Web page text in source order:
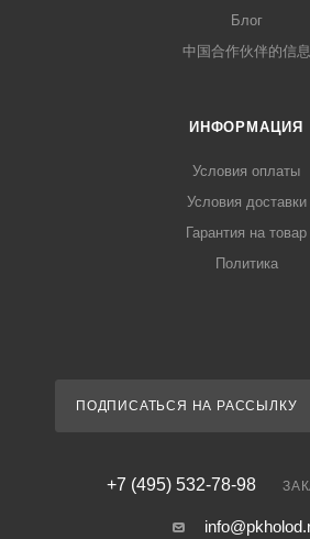
Блог
中国合作伙伴的信息
ИНФОРМАЦИЯ
Условия оплаты
Условия доставки
Гарантия на товар
Политика
ПОДПИСАТЬСЯ НА РАССЫЛКУ
+7 (495) 532-78-98